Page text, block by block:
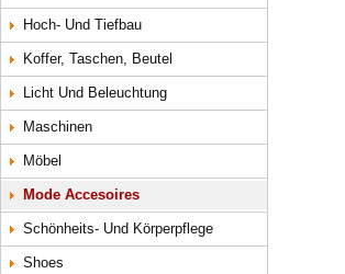
Hoch- Und Tiefbau
Koffer, Taschen, Beutel
Licht Und Beleuchtung
Maschinen
Möbel
Mode Accesoires
Schönheits- Und Körperpflege
Shoes